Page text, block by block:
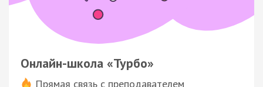
Онлайн-школа «Турбо»
Прямая связь с преподавателем